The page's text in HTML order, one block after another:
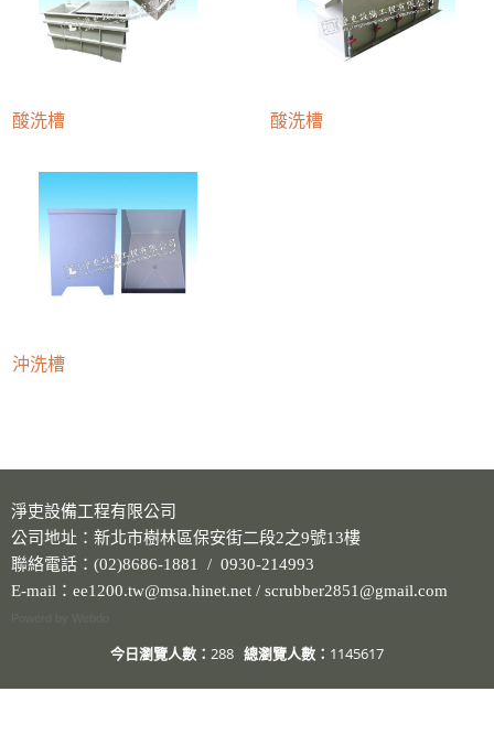
酸洗槽 酸洗槽
沖洗槽
淨吏設備工程有限公司
公司地址：新北市樹林區保安街二段2之9號13樓
聯絡電話：(02)8686-1881 / 0930-214993
E-mail：ee1200.tw@msa.hinet.net / scrubber2851@gmail.com
今日瀏覽人數： 288 總瀏覽人數： 1145617